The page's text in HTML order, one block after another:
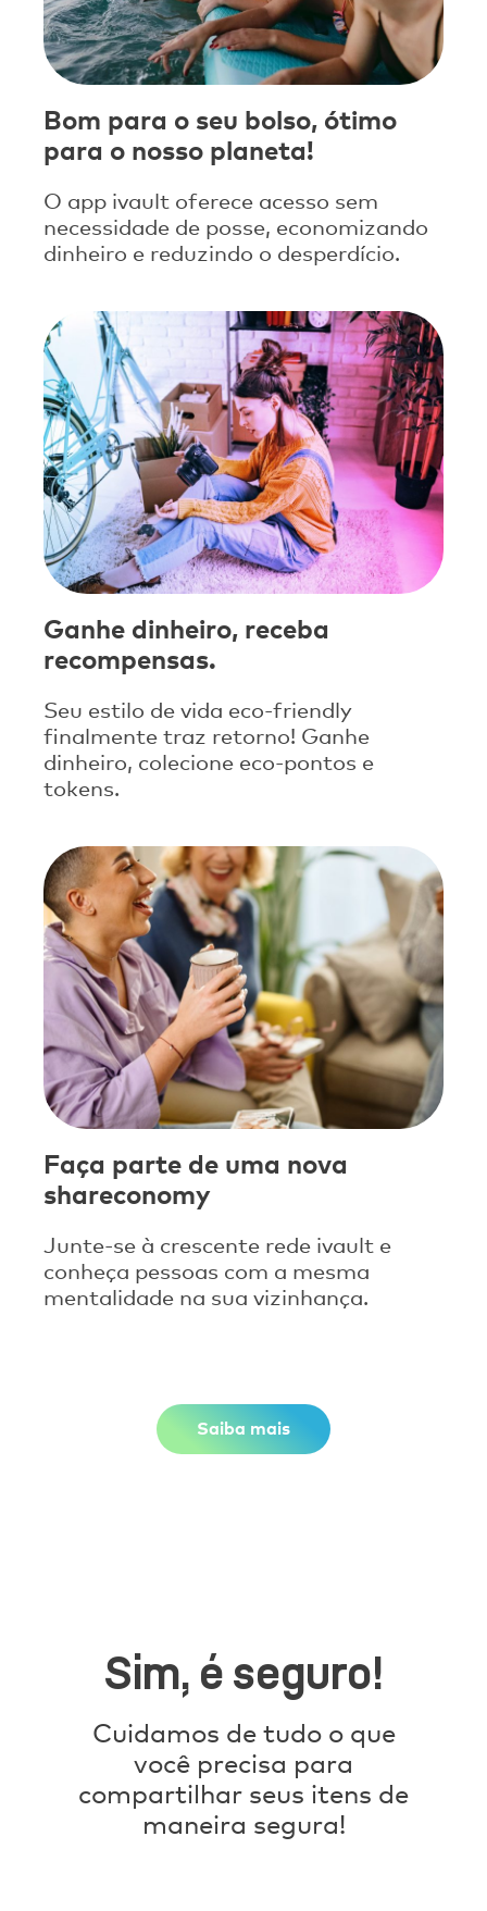
Bom para o seu bolso, ótimo
para o nosso planeta!
O app ivault oferece acesso sem
necessidade de posse, economizando
dinheiro e reduzindo o desperdício.
Ganhe dinheiro, receba
recompensas.
Seu estilo de vida eco-friendly
finalmente traz retorno! Ganhe
dinheiro, colecione eco-pontos e
tokens.
Faça parte de uma nova
shareconomy
Junte-se à crescente rede ivault e
conheça pessoas com a mesma
mentalidade na sua vizinhança.
Saiba mais
Sim, é seguro!
Cuidamos de tudo o que
você precisa para
compartilhar seus itens de
maneira segura!